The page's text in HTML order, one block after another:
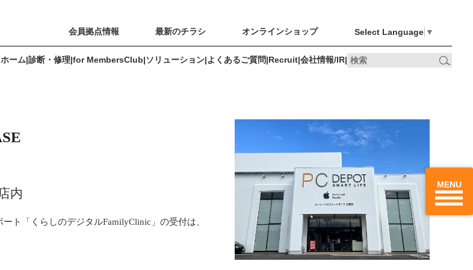
会員拠点情報 最新のチラシ オンラインショップ Select Language ▼
ホーム|診断・修理|for MembersClub|ソリューション|よくあるご質問|Recruit|会社情報/IR|
内
ト「くらしのデジタルFamilyClinic」の受付は、